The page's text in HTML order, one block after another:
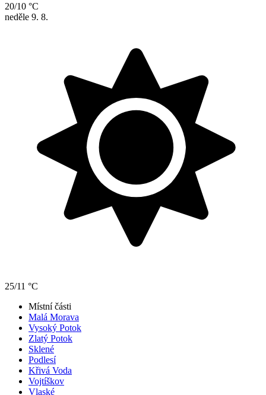
20/10 °C
neděle 9. 8.
25/11 °C
Místní části
Malá Morava
Vysoký Potok
Zlatý Potok
Sklené
Podlesí
Křivá Voda
Vojtíškov
Vlaské